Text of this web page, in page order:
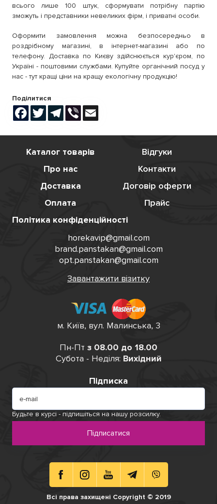
всього лише 100 штук, сформувати потрібну партію
зможуть і представники невеликих фірм, і приватні особи.
Оформити замовлення можна безпосередньо в
роздрібному магазині, в інтернет-магазині або по
телефону. Доставка по Києву здійснюється кур'єром, по
Україні - поштовими службами. Купуйте органічний посуд у
нас - тут кращі ціни на кращу екологічну продукцію!
Поділитися
Facebook
Twitter Telegram
Viber
Пн-Пт з 08.00 до 18.00
Субота - Неділя: Вихідний
Всі права захищені Copyright © 2019
Підписка
Будьте в курсі - підпишіться на нашу розсилку.
Підписатися
Каталог товарів
Відгуки
Про нас
Контакти
Доставка
Договір оферти
Оплата
Прайс
Політика конфіденційності
horekavip@gmail.com
brand.panstakan@gmail.com
opt.panstakan@gmail.com
Завантажити візитку
м. Київ, вул. Малинська, 3